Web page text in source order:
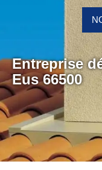
Entreprise
Eus 66500